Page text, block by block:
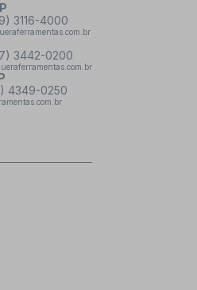
3116-4000
3442-0200
4349-0250